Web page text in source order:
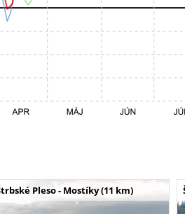
Pleso - Mostíky (11 km)